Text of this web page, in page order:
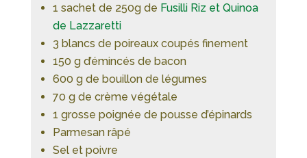
1 sachet de 250g de Fusilli Riz et Quinoa
de Lazzaretti
3 blancs de poireaux coupés finement
150 g d’émincés de bacon
600 g de bouillon de légumes
70 g de crème végétale
1 grosse poignée de pousse d’épinards
Parmesan râpé
Sel et poivre